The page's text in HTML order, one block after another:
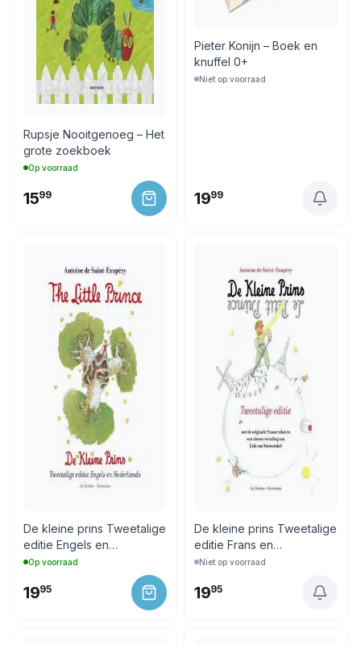
Rupsje Nooitgenoeg – Het
grote zoekboek
Op voorraad
1599
Pieter Konijn – Boek en
knuffel 0+
Niet op voorraad
1999
De kleine prins Tweetalige
editie Engels en
Nederlands
Op voorraad
1995
De kleine prins Tweetalige
editie Frans en
Nederlands
Niet op voorraad
1995